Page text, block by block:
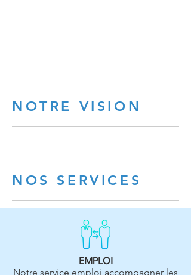
NOTRE VISION
NOS SERVICES
EMPLOI
Notre service emploi accompagner les